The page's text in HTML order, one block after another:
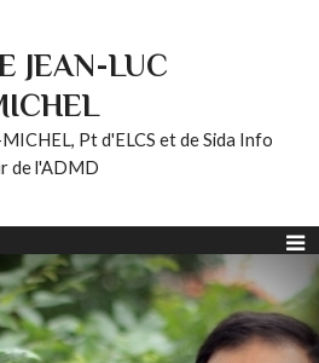
JEAN-LUC
Pt d'ELCS et de Sida Info
de l'ADMD